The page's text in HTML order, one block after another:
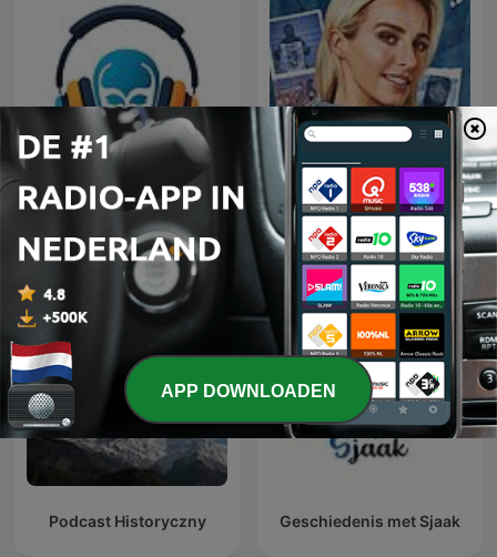
Learn Turkish 🇹🇷 While
You Sleep 😴 1000
phrases for beginners |
with 1000-words.com
HELD IN EIGEN VERHAAL
Podcast Historyczny Geschiedenis met Sjaak
APP DOWNLOADEN